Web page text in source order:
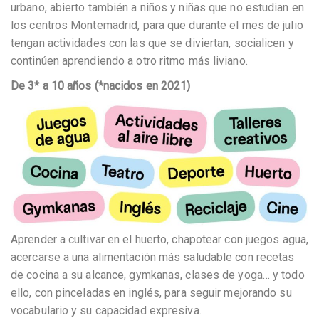
urbano, abierto también a niños y niñas que no estudian en
los centros Montemadrid, para que durante el mes de julio
tengan actividades con las que se diviertan, socialicen y
continúen aprendiendo a otro ritmo más liviano.
De 3* a 10 años (*nacidos en 2021)
Aprender a cultivar en el huerto, chapotear con juegos agua,
acercarse a una alimentación más saludable con recetas
de cocina a su alcance, gymkanas, clases de yoga… y todo
ello, con pinceladas en inglés, para seguir mejorando su
vocabulario y su capacidad expresiva.